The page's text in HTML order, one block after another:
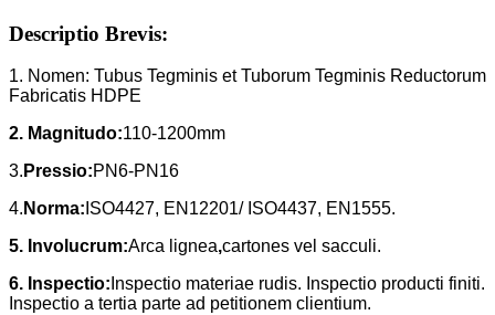
Descriptio Brevis:
1. Nomen: Tubus Tegminis et Tuborum Tegminis Reductorum
Fabricatis HDPE
2. Magnitudo:110-1200mm
3. Pressio:PN6-PN16
4. Norma: ISO4427, EN12201/ ISO4437, EN1555.
5. Involucrum:Arca lignea,cartones vel sacculi.
6. Inspectio: Inspectio materiae rudis. Inspectio producti finiti.
Inspectio a tertia parte ad petitionem clientium.